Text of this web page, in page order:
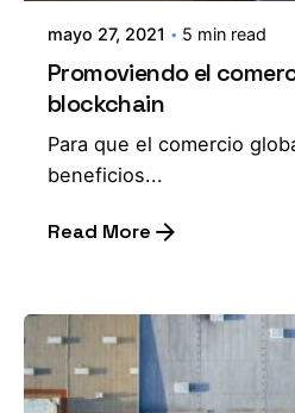
mayo 27, 2021 5 min read
Promoviendo el
blockchain
Para que el comercio
beneficios...
Read More